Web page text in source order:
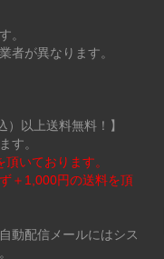
。
者が異なります。
）以上送料無料！】
す。
いております。
＋1,000円の送料を頂
動配信メールにはシス